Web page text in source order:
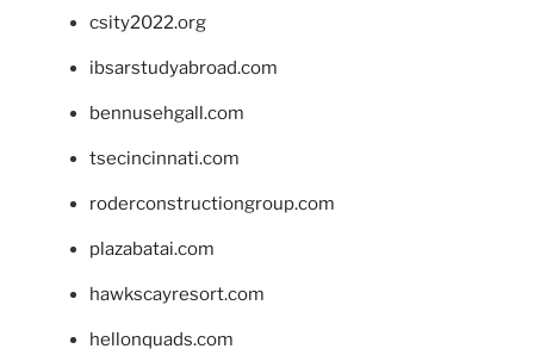
csity2022.org
ibsarstudyabroad.com
bennusehgall.com
tsecincinnati.com
roderconstructiongroup.com
plazabatai.com
hawkscayresort.com
hellonquads.com